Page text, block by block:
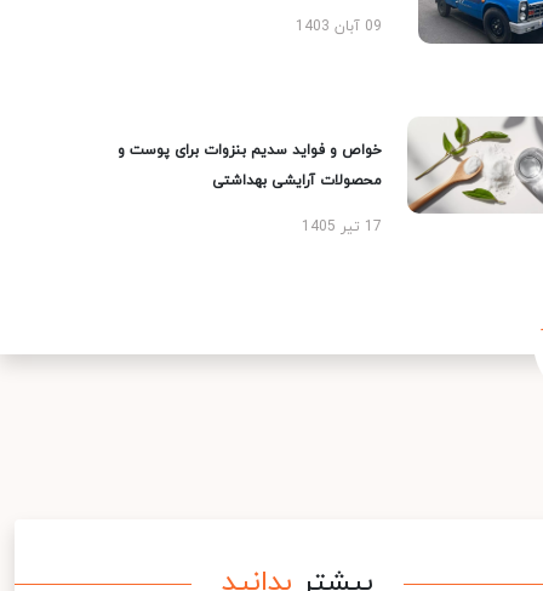
09 آبان 1403
خواص و فواید سدیم بنزوات برای پوست و
محصولات آرایشی بهداشتی
17 تیر 1405